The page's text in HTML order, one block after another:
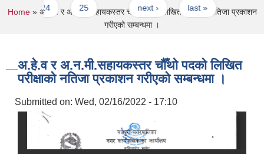
25 … next › last »
You are here
Home» अ.हे.व र अ.न.मी.सहायकस्तर चौँथो पदको लिखित परीक्षाको नतिजा प्रकाशन
गरीएको सम्बन्धमा ।
अ.हे.व र अ.न.मी.सहायकस्तर चौँथो पदको लिखित
परीक्षाको नतिजा प्रकाशन गरीएको सम्बन्धमा ।
Submitted on: Wed, 02/16/2022 - 17:10